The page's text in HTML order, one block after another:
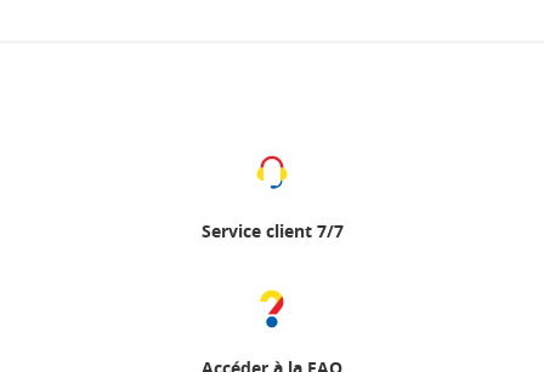
Service client 7/7